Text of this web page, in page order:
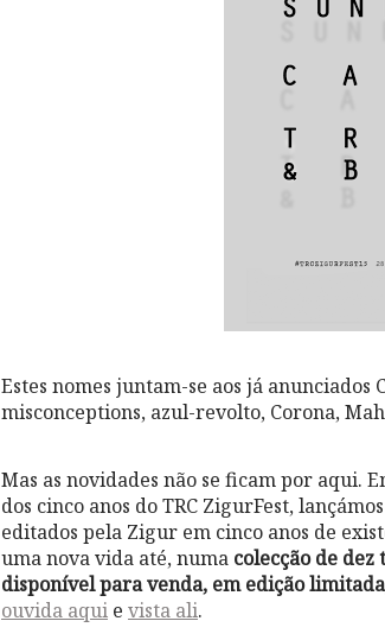
Estes nomes juntam-se aos já anunciados
misconceptions, azul-revolto, Corona,
Mas as novidades não se ficam por aqui.
dos cinco anos do TRC ZigurFest,
editados pela Zigur em cinco anos de
uma nova vida até, numa colecção de
disponível para venda, em edição
ouvida aqui e vista ali.